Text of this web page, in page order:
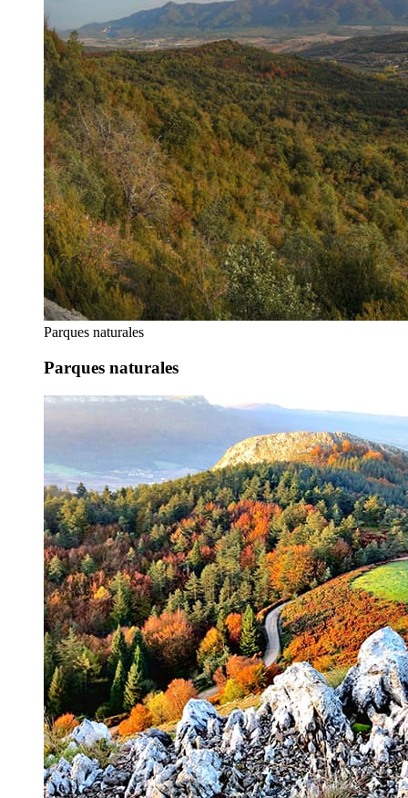
Parques naturales
Parques naturales